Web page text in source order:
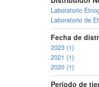
Laboratorio
Laboratorio de
Fecha de
2023 (1)
2021 (1)
2020 (1)
Período de